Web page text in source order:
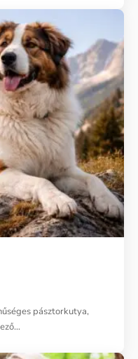
pásztorkutya,